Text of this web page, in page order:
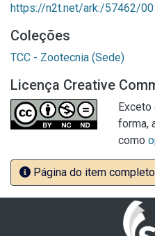
https://n2t.net/ark:/57462/
Coleções
TCC - Zootecnia (Sede)
Licença Creative
Exceto
forma,
como
Página do item completo